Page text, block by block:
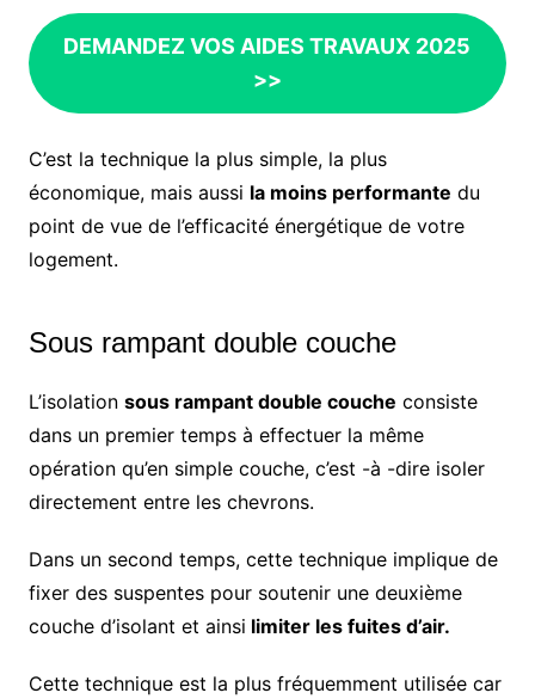
DEMANDEZ VOS AIDES TRAVAUX 2025
>>
C’est la technique la plus simple, la plus
économique, mais aussi la moins performante du
point de vue de l’efficacité énergétique de votre
logement.
Sous rampant double couche
L’isolation sous rampant double couche consiste
dans un premier temps à effectuer la même
opération qu’en simple couche, c’est -à -dire isoler
directement entre les chevrons.
Dans un second temps, cette technique implique de
fixer des suspentes pour soutenir une deuxième
couche d’isolant et ainsi limiter les fuites d’air.
Cette technique est la plus fréquemment utilisée car